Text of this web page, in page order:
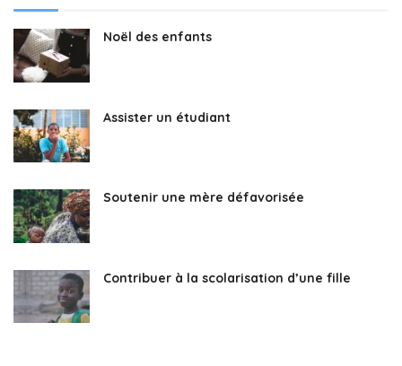
Noël des enfants
Assister un étudiant
Soutenir une mère défavorisée
Contribuer à la scolarisation d’une fille